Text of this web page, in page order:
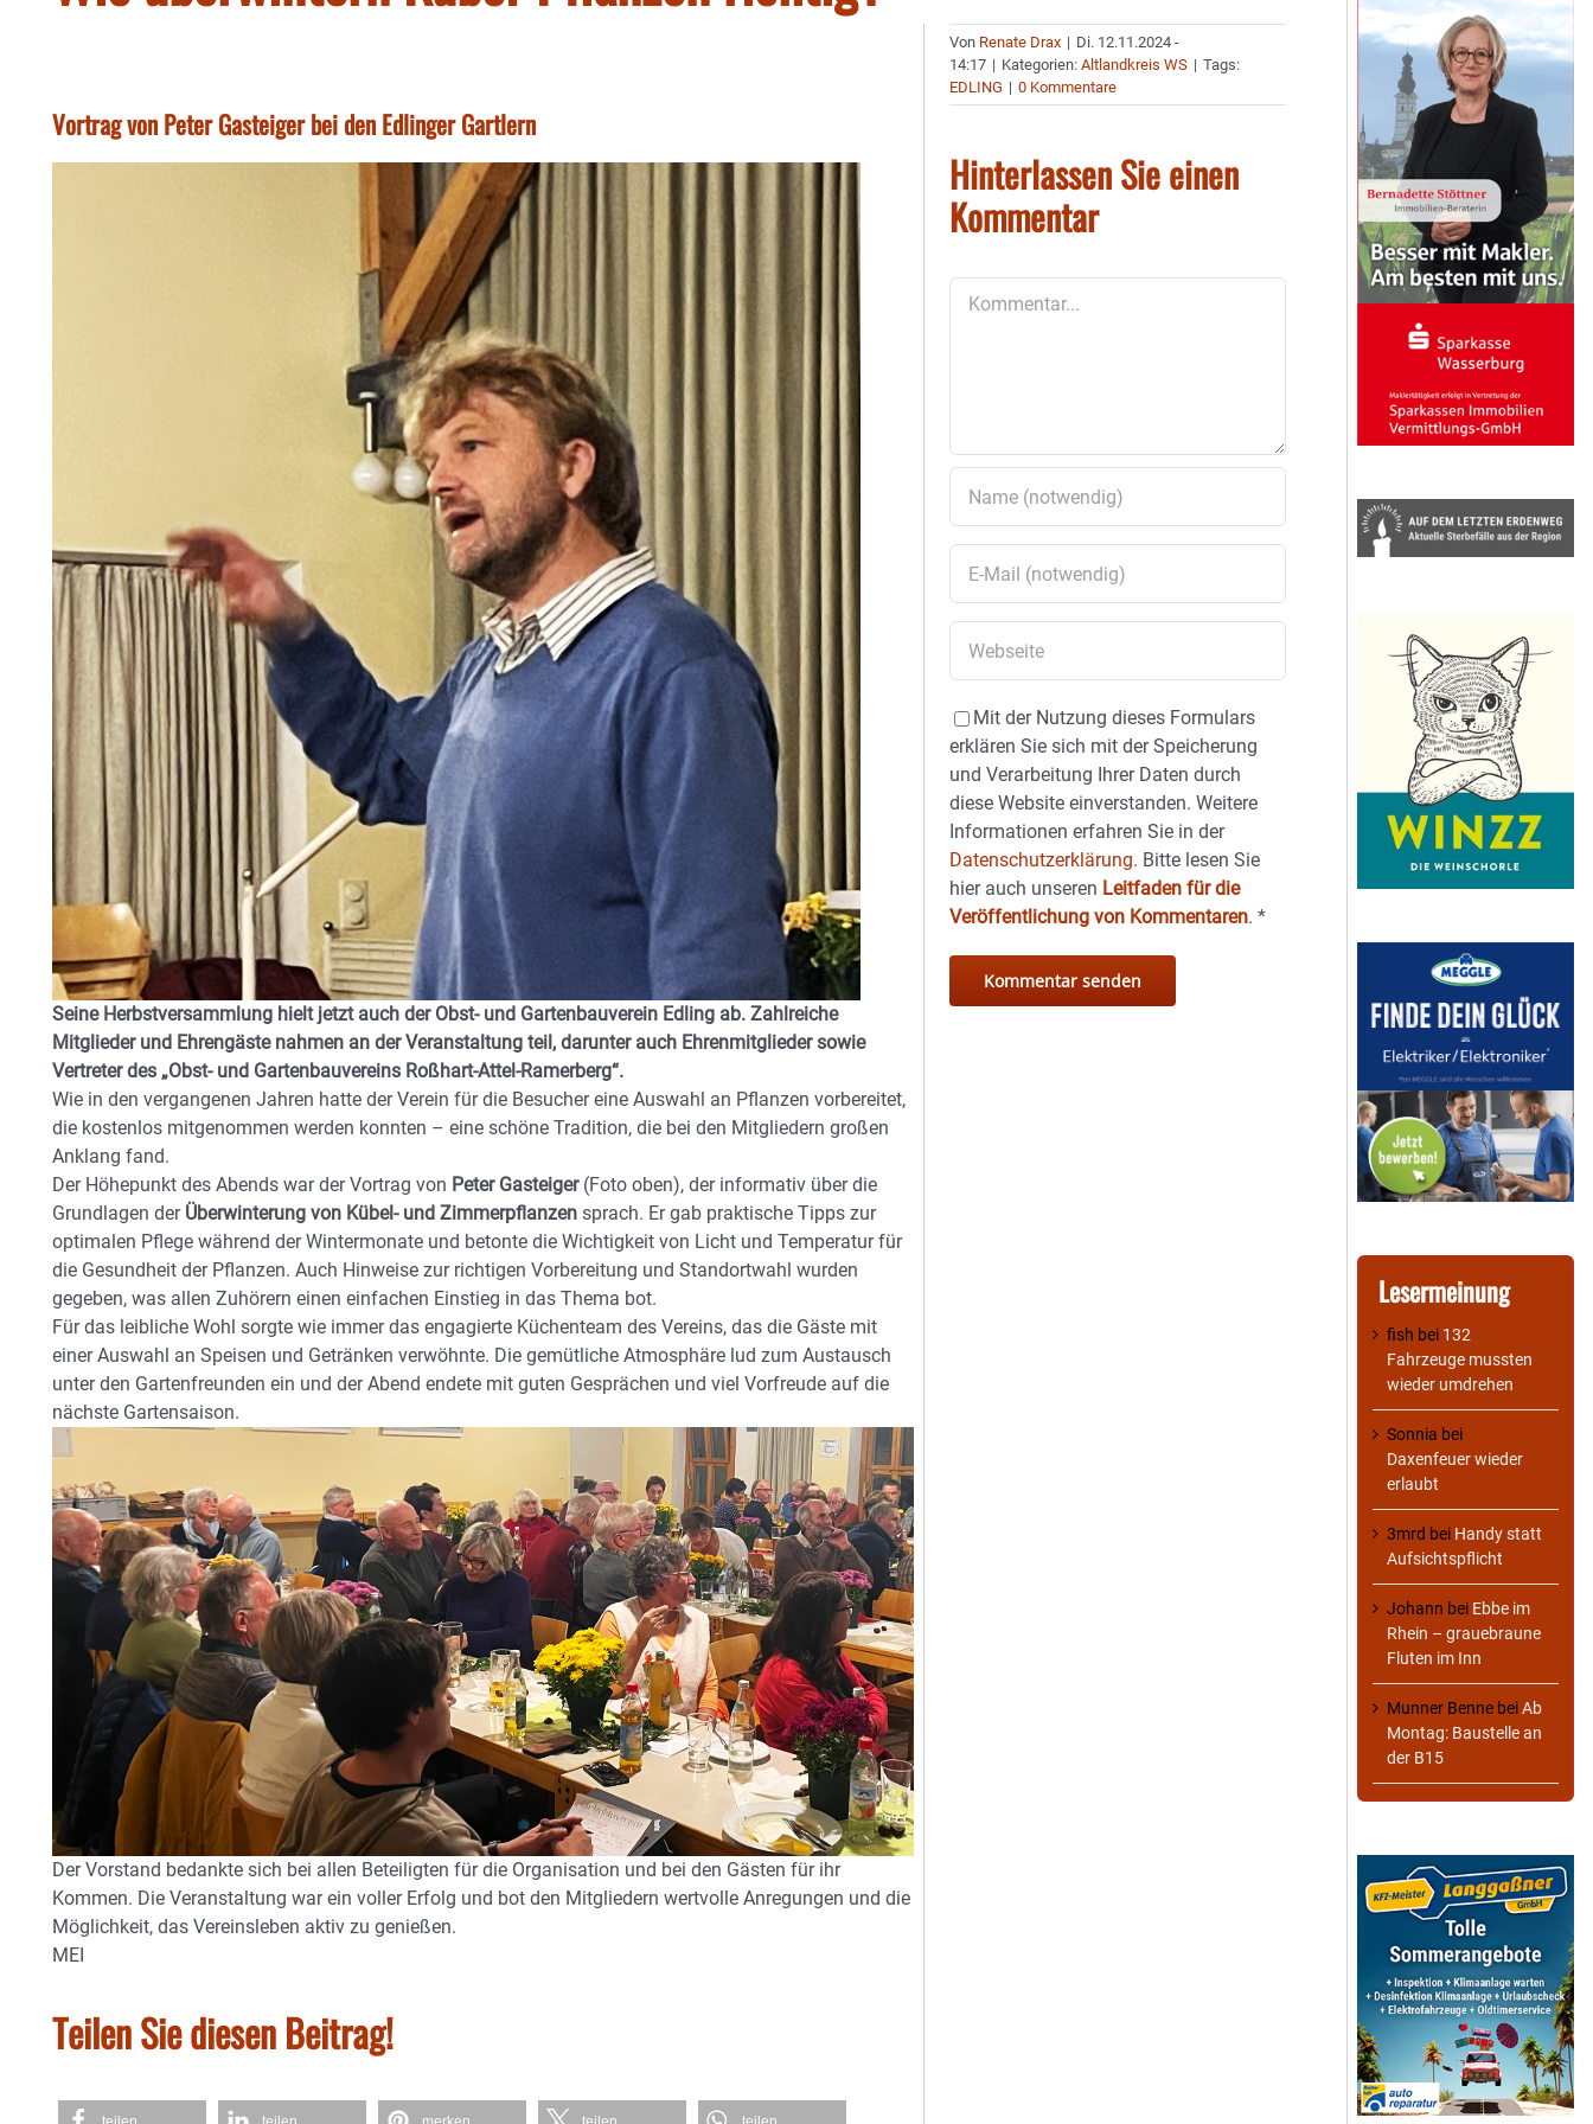
Vortrag von Peter Gasteiger bei den Edlinger Gartlern
Seine Herbstversammlung hielt jetzt auch der Obst- und Gartenbauverein Edling ab. Zahlreiche
Mitglieder und Ehrengäste nahmen an der Veranstaltung teil, darunter auch Ehrenmitglieder sowie
Vertreter des „Obst- und Gartenbauvereins Roßhart-Attel-Ramerberg“.
Wie in den vergangenen Jahren hatte der Verein für die Besucher eine Auswahl an Pflanzen vorbereitet,
die kostenlos mitgenommen werden konnten – eine schöne Tradition, die bei den Mitgliedern großen
Anklang fand.
Der Höhepunkt des Abends war der Vortrag von Peter Gasteiger(Foto oben), der informativ über die
Grundlagen der Überwinterung von Kübel- und Zimmerpflanzen sprach. Er gab praktische Tipps zur
optimalen Pflege während der Wintermonate und betonte die Wichtigkeit von Licht und Temperatur für
die Gesundheit der Pflanzen. Auch Hinweise zur richtigen Vorbereitung und Standortwahl wurden
gegeben, was allen Zuhörern einen einfachen Einstieg in das Thema bot.
Für das leibliche Wohl sorgte wie immer das engagierte Küchenteam des Vereins, das die Gäste mit
einer Auswahl an Speisen und Getränken verwöhnte. Die gemütliche Atmosphäre lud zum Austausch
unter den Gartenfreunden ein und der Abend endete mit guten Gesprächen und viel Vorfreude auf die
nächste Gartensaison.
Der Vorstand bedankte sich bei allen Beteiligten für die Organisation und bei den Gästen für ihr
Kommen. Die Veranstaltung war ein voller Erfolg und bot den Mitgliedern wertvolle Anregungen und die
Möglichkeit, das Vereinsleben aktiv zu genießen.
MEI
Teilen Sie diesen Beitrag!
Von Renate Drax | Di. 12.11.2024 -
14:17 | Kategorien:Altlandkreis WS | Tags:
EDLING | 0 Kommentare
Hinterlassen Sie einen
Kommentar
Mit der Nutzung dieses Formulars
erklären Sie sich mit der Speicherung
und Verarbeitung Ihrer Daten durch
diese Website einverstanden. Weitere
Informationen erfahren Sie in der
Datenschutzerklärung. Bitte lesen Sie
hier auch unseren Leitfaden für die
Veröffentlichung von Kommentaren.*
Lesermeinung
fish bei 132
Fahrzeuge mussten
wieder umdrehen
Sonnia bei
Daxenfeuer wieder
erlaubt
3mrd bei Handy statt
Aufsichtspflicht
Johann bei Ebbe im
Rhein – grauebraune
Fluten im Inn
Munner Benne beiAb
Montag: Baustelle an
der B15